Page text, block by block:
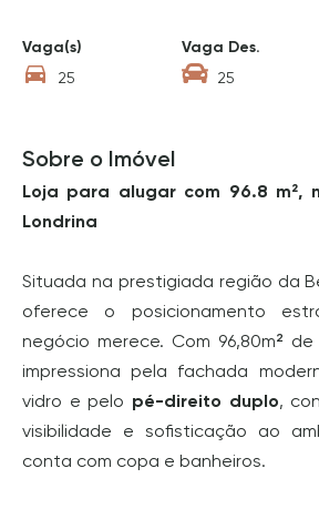
Vaga(s)
25
Vaga Des.
25
Sobre o Imóvel
Loja para alugar com 96.8 m²,
Londrina
Situada na prestigiada região da
oferece o posicionamento
negócio merece. Com 96,80m²
impressiona pela fachada
vidro e pelo pé-direito duplo,
visibilidade e sofisticação ao
conta com copa e banheiros.